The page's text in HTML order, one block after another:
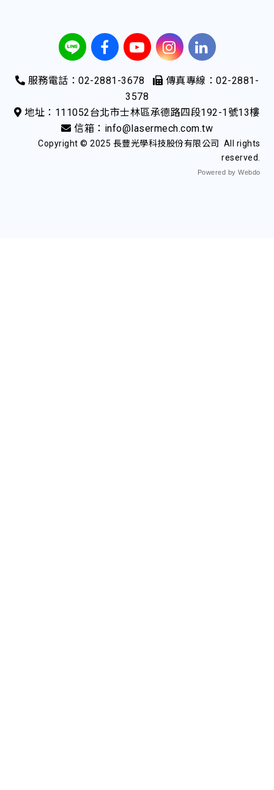
服務電話：02-2881-3678
傳真專線：02-2881-
3578
地址：111052台北市士林區承德路四段192-1號13樓
信箱：info@lasermech.com.tw
Copyright © 2025 長豐光學科技股份有限公司 All rights
reserved.
Powered by Webdo